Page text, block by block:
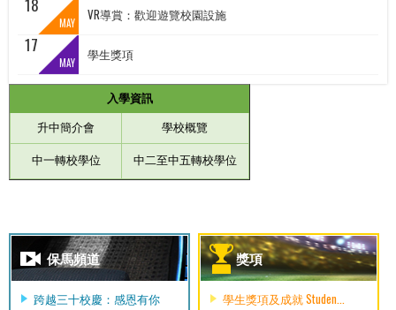
18
MAY VR導賞：歡迎遊覽校園設施
17
MAY 學生獎項
入學資訊
升中簡介會 學校概覽
中一轉校學位 中二至中五轉校學位
保馬頻道
跨越三十校慶：感恩有你
獎項
學生獎項及成就 Studen...